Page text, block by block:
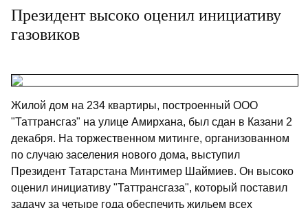
Президент высоко оценил инициативу
газовиков
Жилой дом на 234 квартиры, построенный ООО
"Таттрансгаз" на улице Амирхана, был сдан в Казани 2
декабря. На торжественном митинге, организованном
по случаю заселения нового дома, выступил
Президент Татарстана Минтимер Шаймиев. Он высоко
оценил инициативу "Таттрансгаза", который поставил
задачу за четыре года обеспечить жильем всех